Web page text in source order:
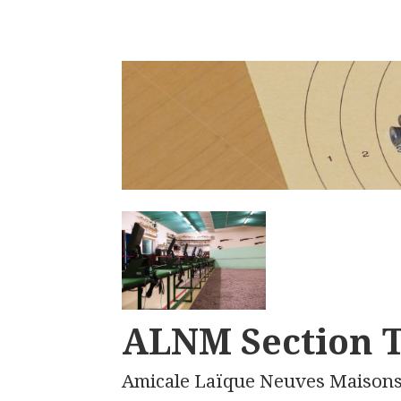
ALNM Section
Amicale Laïque Neuves